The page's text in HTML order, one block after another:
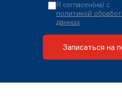
Я согласен(на) с
политикой
данных
Записаться на